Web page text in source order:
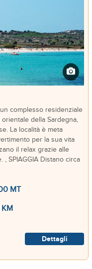
complesso residenziale
della Sardegna,
La località è meta
per la sua vita
il relax grazie alle
SPIAGGIA Distano circa
MT
Dettagli